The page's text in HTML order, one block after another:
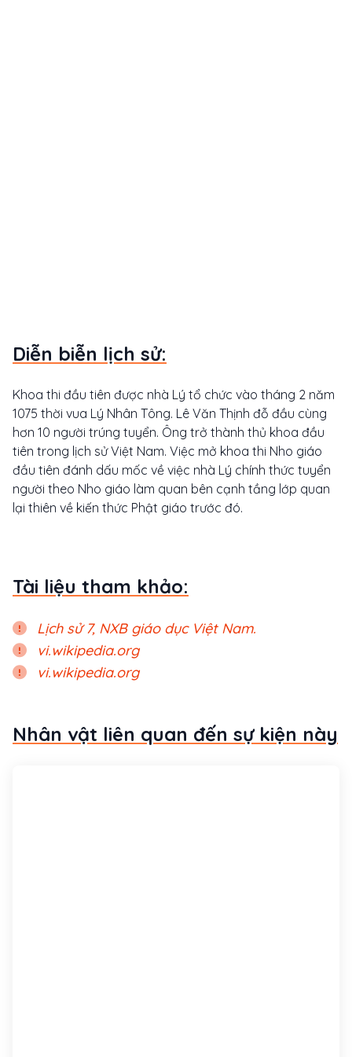
Diễn biễn lịch sử:
Khoa thi đầu tiên được nhà Lý tổ chức vào tháng 2 năm
1075 thời vua Lý Nhân Tông. Lê Văn Thịnh đỗ đầu cùng
hơn 10 người trúng tuyển. Ông trở thành thủ khoa đầu
tiên trong lịch sử Việt Nam. Việc mở khoa thi Nho giáo
đầu tiên đánh dấu mốc về việc nhà Lý chính thức tuyển
người theo Nho giáo làm quan bên cạnh tầng lớp quan
lại thiên về kiến thức Phật giáo trước đó.
Tài liệu tham khảo:
Lịch sử 7, NXB giáo dục Việt Nam.
vi.wikipedia.org
vi.wikipedia.org
Nhân vật liên quan đến sự kiện này